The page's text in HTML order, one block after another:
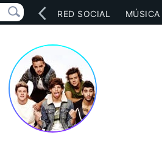
ARTISTAS RED SOCIAL MÚSICA